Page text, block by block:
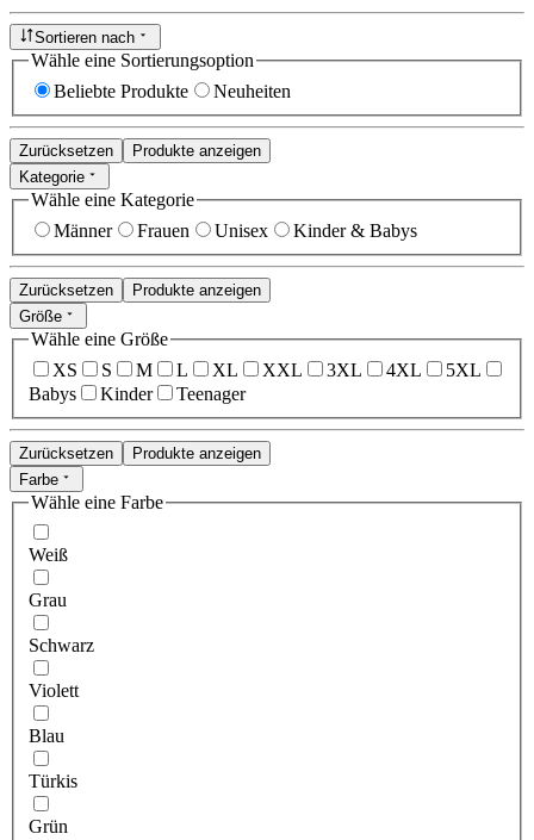
Sortieren nach
Wähle eine Sortierungsoption
Beliebte Produkte
Neuheiten
Zurücksetzen
Produkte anzeigen
Kategorie
Wähle eine Kategorie
Männer
Frauen Unisex Kinder & Babys
Zurücksetzen
Produkte anzeigen
Größe
Wähle eine Größe
XS
S M L XL XXL 3XL 4XL
5XL
Babys
Kinder Teenager
Zurücksetzen
Produkte anzeigen
Farbe
Wähle eine Farbe
Weiß
Grau
Schwarz
Violett
Blau
Türkis
Grün